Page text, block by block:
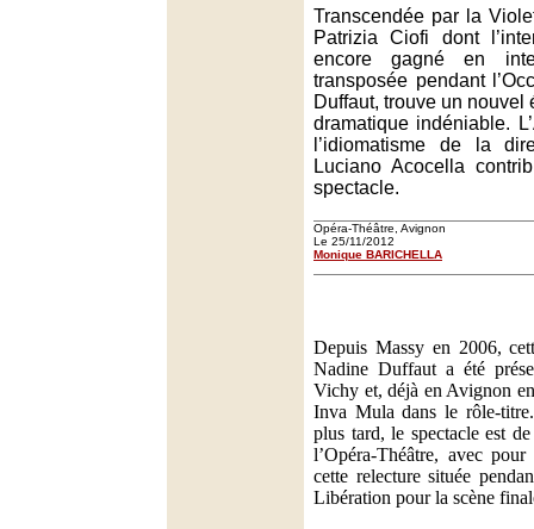
Transcendée par la
Patrizia Ciofi dont
encore gagné en
transposée pendant
Duffaut, trouve un nouvel
dramatique indéniable.
l’idiomatisme de la
Luciano Acocella
spectacle.
Opéra-Théâtre, Avignon
Le 25/11/2012
Monique BARICHELLA
Depuis Massy en 2006,
Nadine Duffaut a été
Vichy et, déjà en Avignon
Inva Mula dans le rôle-
plus tard, le spectacle est
l’Opéra-Théâtre, avec
cette relecture située
Libération pour la scène